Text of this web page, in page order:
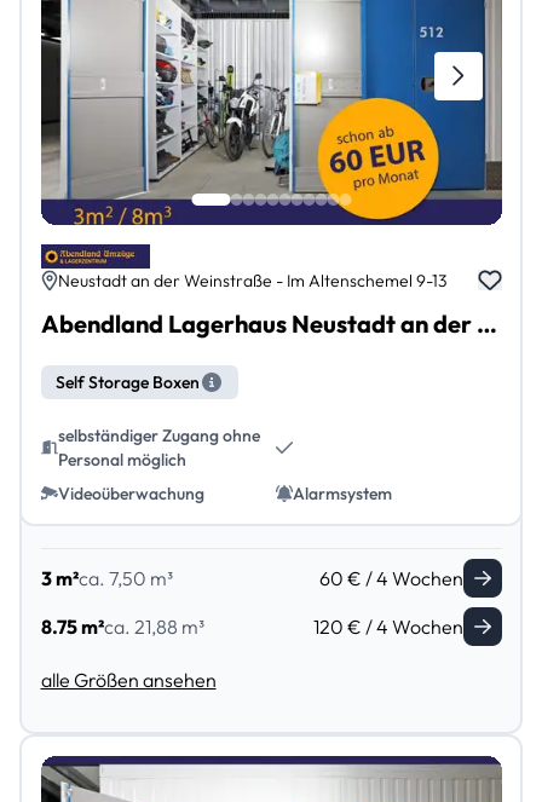
Neustadt an der Weinstraße - Im Altenschemel 9-13
Abendland Lagerhaus Neustadt an der Weinstraße Lachen-Speyerdorf
Self Storage Boxen
selbständiger Zugang ohne
Personal möglich
Videoüberwachung
Alarmsystem
3 m²ca. 7,50 m³
60 € / 4 Wochen
8.75 m²ca. 21,88 m³ 120 € / 4 Wochen
alle Größen ansehen